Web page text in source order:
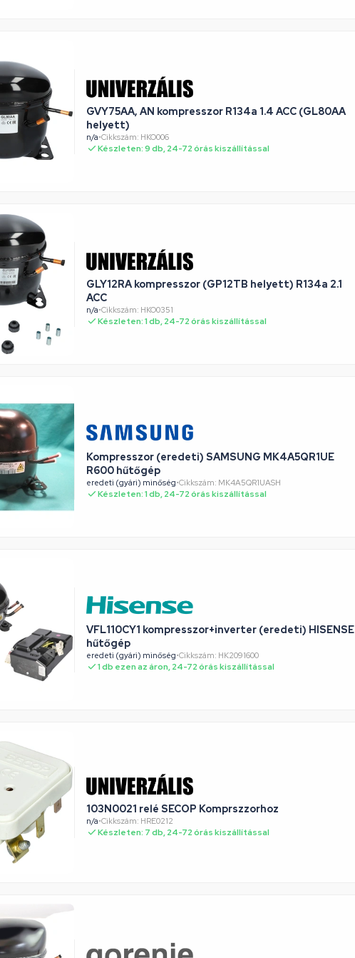
GVY75AA, AN kompresszor R134a 1.4 ACC (GL80AA
helyett)
n/a•Cikkszám: HKO006
Készleten: 9 db, 24-72 órás kiszállítással
GLY12RA kompresszor (GP12TB helyett) R134a 2.1
ACC
n/a•Cikkszám: HKO0351
Készleten: 1 db, 24-72 órás kiszállítással
Kompresszor (eredeti) SAMSUNG MK4A5QR1UE
R600 hűtőgép
eredeti (gyári) minőség•Cikkszám: MK4A5QR1UASH
Készleten: 1 db, 24-72 órás kiszállítással
VFL110CY1 kompresszor+inverter (eredeti) HISENSE
hűtőgép
eredeti (gyári) minőség•Cikkszám: HK2091600
1 db ezen az áron, 24-72 órás kiszállítással
103N0021 relé SECOP Komprszzorhoz
n/a•Cikkszám: HRE0212
Készleten: 7 db, 24-72 órás kiszállítással